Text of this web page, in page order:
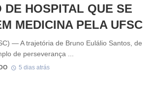
DE HOSPITAL QUE SE
MEDICINA PELA UFSC
— A trajetória de Bruno Eulálio Santos, de
de perseverança ...
5 dias atrás